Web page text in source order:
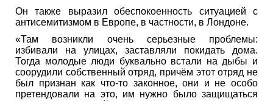
Он также выразил обеспокоенность ситуацией с
антисемитизмом в Европе, в частности, в Лондоне.
«Там возникли очень серьезные проблемы:
избивали на улицах, заставляли покидать дома.
Тогда молодые люди буквально встали на дыбы и
соорудили собственный отряд, причём этот отряд не
был признан как что-то законное, они и не особо
претендовали на это, им нужно было защищаться